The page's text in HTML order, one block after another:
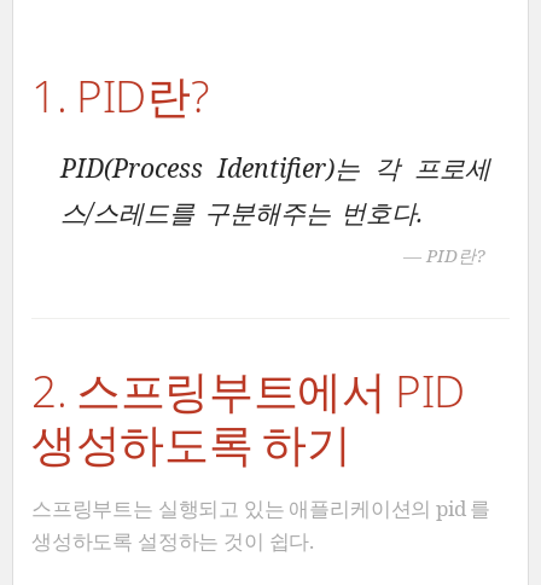
1. PID란?
PID(Process Identifier)는 각 프로세
스/스레드를 구분해주는 번호다.
— PID란?
2. 스프링부트에서 PID
생성하도록 하기
스프링부트는 실행되고 있는 애플리케이션의 pid 를
생성하도록 설정하는 것이 쉽다.